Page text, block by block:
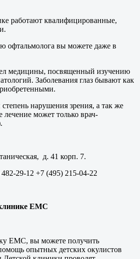
работают квалифицированные,
офтальмолога вы можете даже в
медицины, посвященный изучению
Заболевания глаз бывают как
нарушения зрения, а так же
лечение может только врач-
д. 41 корп. 7.
29-12 +7 (495) 215-04-22
EMC
ЕМС, вы можете получить
опытных детских окулистов